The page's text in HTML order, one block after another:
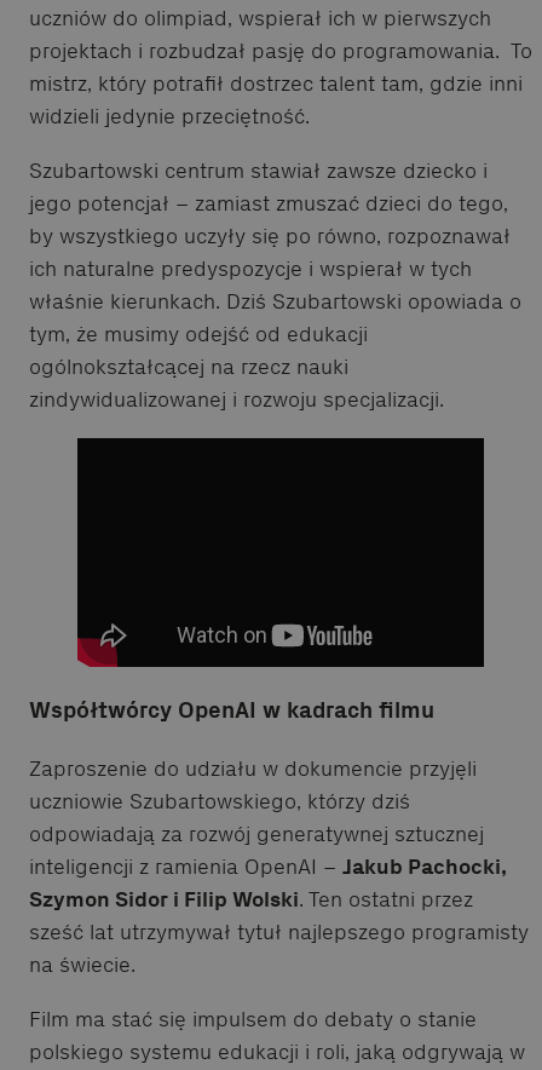
uczniów do olimpiad, wspierał ich w pierwszych
projektach i rozbudzał pasję do programowania. To
mistrz, który potrafił dostrzec talent tam, gdzie inni
widzieli jedynie przeciętność.
Szubartowski centrum stawiał zawsze dziecko i
jego potencjał – zamiast zmuszać dzieci do tego,
by wszystkiego uczyły się po równo, rozpoznawał
ich naturalne predyspozycje i wspierał w tych
właśnie kierunkach. Dziś Szubartowski opowiada o
tym, że musimy odejść od edukacji
ogólnokształcącej na rzecz nauki
zindywidualizowanej i rozwoju specjalizacji.
Współtwórcy OpenAI w kadrach filmu
Zaproszenie do udziału w dokumencie przyjęli
uczniowie Szubartowskiego, którzy dziś
odpowiadają za rozwój generatywnej sztucznej
inteligencji z ramienia OpenAI – Jakub Pachocki,
Szymon Sidor i Filip Wolski. Ten ostatni przez
sześć lat utrzymywał tytuł najlepszego programisty
na świecie.
Film ma stać się impulsem do debaty o stanie
polskiego systemu edukacji i roli, jaką odgrywają w